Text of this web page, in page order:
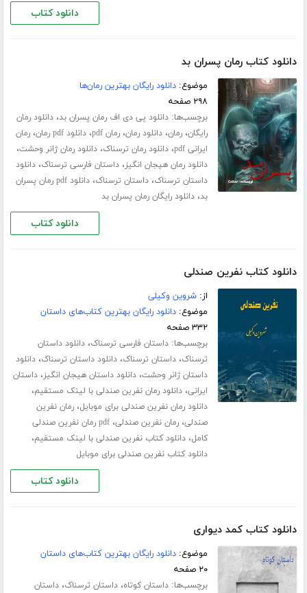
دانلود کتاب
دانلود کتاب رمان پسران بد
موضوع:دانلود رایگان بهترین رمان‌ها
۲۹۸ صفحه
برچسب‌ها:دانلود پی دی اف رمان پسران بد،دانلود رمان
رایگان،رمان،دانلود رمان،رمان pdf ،دانلود pdf رمان ،رمان
ایرانی pdf
،دانلود رمان ترسناک،دانلود رمان ژانر وحشت،
دانلود رمان هیجان انگیز،داستان فارسی ترسناک،دانلود
داستان ترسناک،داستان ترسناک،
دانلود pdf رمان پسران
بد،دانلود رایگان رمان پسران بد
دانلود کتاب
دانلود کتاب نفرین صندلی
از:شروین وکیلی
موضوع:دانلود رایگان بهترین کتاب‌های داستان
۳۳۲ صفحه
برچسب‌ها:داستان فارسی ترسناک،دانلود داستان
ترسناک،داستان ترسناک،دانلود داستان ترسناک،دانلود
داستان ژانر وحشت،دانلود داستان هیجان انگیز،داستان
ایرانی،دانلود رمان نفرین صندلی با لینک مستقیم،
دانلود رمان نفرین صندلی برای موبایل،رمان نفرین
صندلی،رمان نفرین صندلی،
pdf رمان نفرین صندلی
کامل،دانلود کتاب نفرین صندلی با لینک مستقیم،
دانلود کتاب نفرین صندلی برای موبایل
دانلود کتاب
دانلود کتاب کمد دیواری
موضوع:دانلود رایگان بهترین کتاب‌های داستان
۲۰ صفحه
برچسب‌ها:داستان کوتاه،داستان ترسناک،داستان